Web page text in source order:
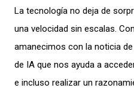
La tecnología no deja de
una velocidad sin escalas.
amanecimos con la noticia
de IA que nos ayuda a
e incluso realizar un